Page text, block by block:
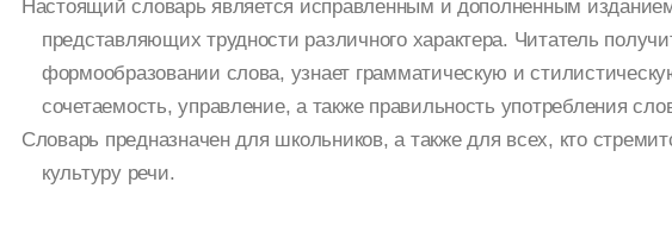
Настоящий словарь является исправленным и дополненным
представляющих трудности различного характера. Читатель
формообразовании слова, узнает грамматическую и
сочетаемость, управление, а также правильность употребления
Словарь предназначен для школьников, а также для всех, кто
культуру речи.